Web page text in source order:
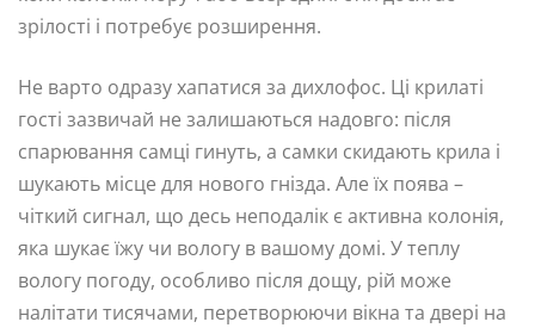
зрілості і потребує розширення.
Не варто одразу хапатися за дихлофос. Ці крилаті
гості зазвичай не залишаються надовго: після
спарювання самці гинуть, а самки скидають крила і
шукають місце для нового гнізда. Але їх поява –
чіткий сигнал, що десь неподалік є активна колонія,
яка шукає їжу чи вологу в вашому домі. У теплу
вологу погоду, особливо після дощу, рій може
налітати тисячами, перетворюючи вікна та двері на